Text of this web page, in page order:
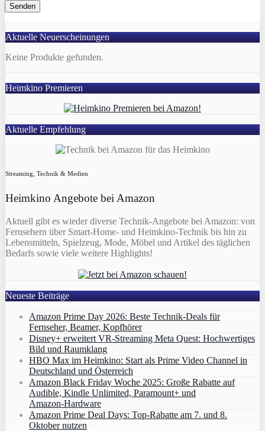
Aktuelle Neuerscheinungen
Keine Produkte gefunden.
Heimkino Premieren
Aktuelle Empfehlung
Streaming, Technik & Medien
Heimkino Angebote bei Amazon
Aktuell gibt es wieder diverse Technik-Angebote bei Amazon: von
Fernsehern über Smart-Home- und Heimkino-Technik bis hin zu
Lebensmitteln, Spielzeug, Mode, Möbel und Artikel des täglichen
Bedarfs sowie viele weitere Highlights!
Neueste Beiträge
Amazon Prime Day 2026: Beste Technik-Deals für
Fernseher, Beamer, Kopfhörer
Disney+ erweitert VR‑Streaming Meta Quest: Hochwertiges
Bild und Raumklang
HBO Max im Heimkino: Start als Prime Video Channel in
Deutschland und Österreich
Amazon Black Friday Woche 2025: Große Rabatte auf
Audible, Kindle Unlimited, Paramount+ und
Amazon‑Hardware
Amazon Prime Deal Days: Top-Rabatte am 7. und 8.
Oktober nutzen